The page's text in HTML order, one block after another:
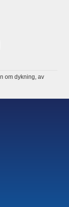
om dykning, av